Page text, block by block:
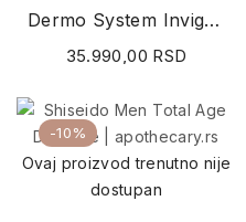
Dermo System Invigorating Essentials
35.990,00 RSD
-10%
Ovaj proizvod trenutno nije
dostupan